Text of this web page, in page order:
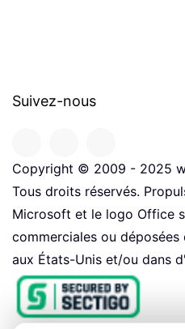
Suivez-nous
Copyright © 2009 - 2025
Tous droits réservés.
Microsoft et le logo Office
commerciales ou
aux États-Unis et/ou dans